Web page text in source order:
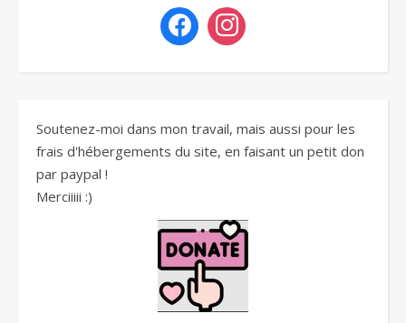
Soutenez-moi dans mon travail, mais aussi pour les
frais d'hébergements du site, en faisant un petit don
par paypal !
Merciiiii :)